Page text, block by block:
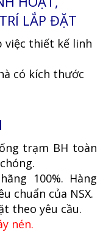
LẮP ĐẶT
việc thiết kế linh
có kích thước
trạm BH toàn
100%. Hàng
chuẩn của NSX.
theo yêu cầu.
nén.